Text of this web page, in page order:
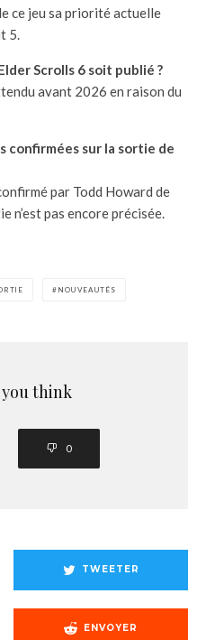
ce jeu sa priorité actuelle
5.
Scrolls 6 soit publié ?
avant 2026 en raison du
confirmées sur la sortie de
par Todd Howard de
n’est pas encore précisée.
NOUVEAUTÉS
think
0
TWEETER
ENVOYER